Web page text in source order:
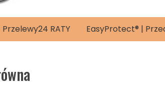
RATY EasyProtect® |